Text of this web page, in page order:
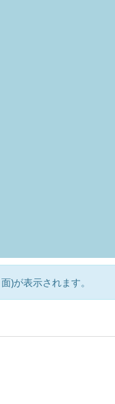
)が表示されます。